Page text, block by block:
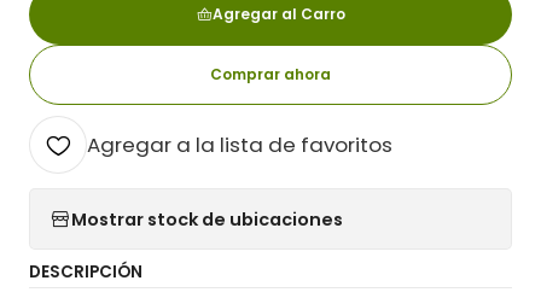
Agregar al Carro
Comprar ahora
Agregar a la lista de favoritos
Mostrar stock de ubicaciones
DESCRIPCIÓN